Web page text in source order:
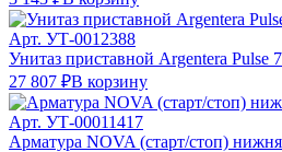
Арт. УТ-0012388
Унитаз приставной Argentera Pulse
27 807 ₽В корзину
Арт. УТ-00011417
Арматура NOVA (старт/стоп)